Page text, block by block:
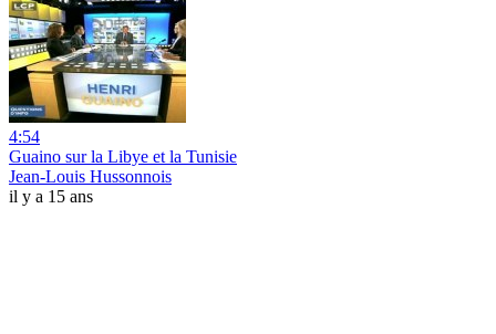
4:54
Guaino sur la Libye et la Tunisie
Jean-Louis Hussonnois
il y a 15 ans